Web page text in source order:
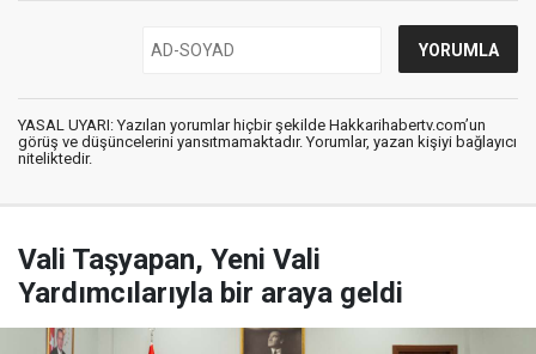
YASAL UYARI: Yazılan yorumlar hiçbir şekilde Hakkarihabertv.com’un
görüş ve düşüncelerini yansıtmamaktadır. Yorumlar, yazan kişiyi bağlayıcı
niteliktedir.
Vali Taşyapan, Yeni Vali
Yardımcılarıyla bir araya geldi